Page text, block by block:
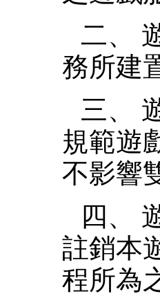
二、
務所建
三、
規範遊
不影響
四、
註銷本
程所為